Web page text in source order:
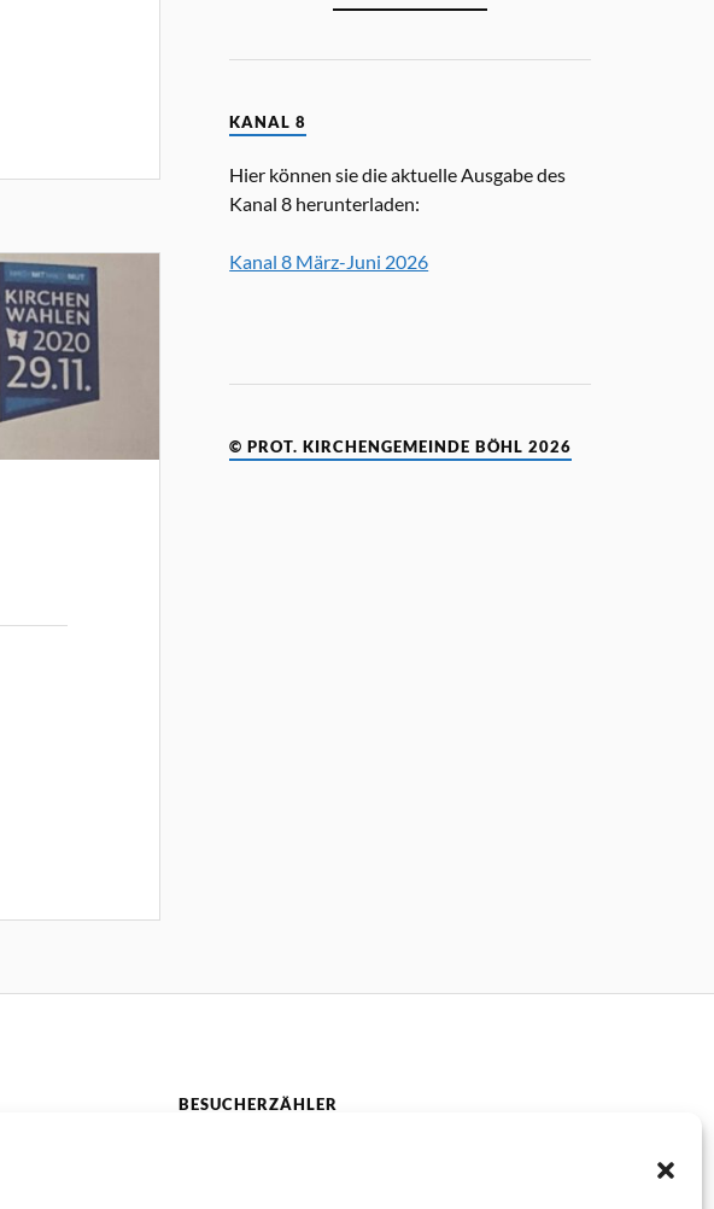
KANAL 8
Hier können sie die aktuelle Ausgabe des
Kanal 8 herunterladen:
Kanal 8 März-Juni 2026
© PROT. KIRCHENGEMEINDE BÖHL 2026
BESUCHERZÄHLER